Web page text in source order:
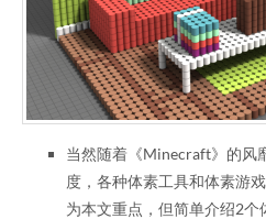
当然随着《Minecraft》的风
度，各种体素工具和体素游
为本文重点，但简单介绍2